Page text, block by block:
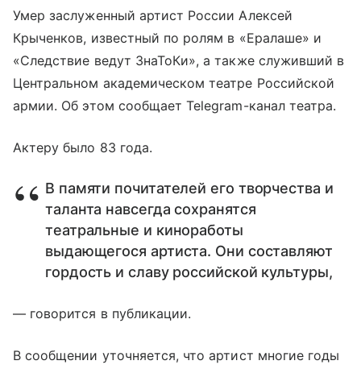
Умер заслуженный артист России Алексей
Крыченков, известный по ролям в «Ералаше» и
«Следствие ведут ЗнаТоКи», а также служивший в
Центральном академическом театре Российской
армии. Об этом сообщает Telegram-канал театра.
Актеру было 83 года.
В памяти почитателей его творчества и
таланта навсегда сохранятся
театральные и киноработы
выдающегося артиста. Они составляют
гордость и славу российской культуры,
— говорится в публикации.
В сообщении уточняется, что артист многие годы